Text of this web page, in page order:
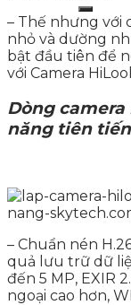
– Thế nhưng với
nhỏ và dường
bật đầu tiên để
với Camera
Dòng
năng tiên
– Chuẩn nén
quả lưu trữ dữ
đến 5 MP, EXIR
ngoại cao hơn,